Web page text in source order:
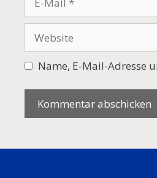
Mail
Name, E-Mail-Adresse